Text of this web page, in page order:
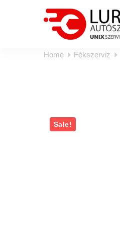
Home Fékszerviz
Sale!